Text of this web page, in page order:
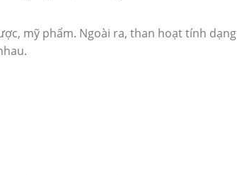
mỹ phẩm. Ngoài ra, than hoạt tính dạng